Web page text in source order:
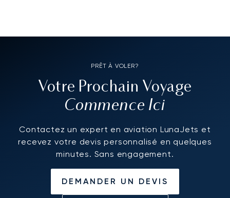
PRÊT À VOLER?
Votre Prochain Voyage
Commence Ici
Contactez un expert en aviation LunaJets et
recevez votre devis personnalisé en quelques
minutes. Sans engagement.
DEMANDER UN DEVIS